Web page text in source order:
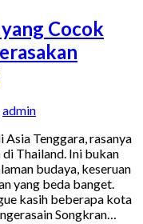
Cocok
admin
Tenggara, rasanya
Thailand. Ini bukan
budaya, keseruan
yang beda banget.
kasih beberapa kota
Songkran…